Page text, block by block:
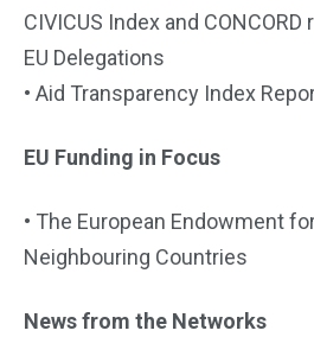
CIVICUS Index and
EU Delegations
• Aid Transparency Index
EU Funding in Focus
• The European Endowment
Neighbouring Countries
News from the Networks